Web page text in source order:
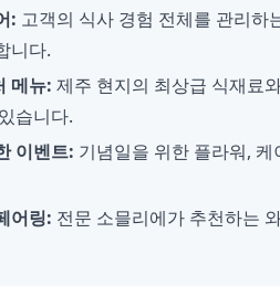
: 고객의 식사 경험 전체를 관리하
니다.
메뉴: 제주 현지의 최상급 식재료
습니다.
이벤트: 기념일을 위한 플라워,
어링: 전문 소믈리에가 추천하는